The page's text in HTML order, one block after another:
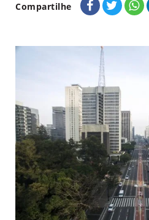
Compartilhe